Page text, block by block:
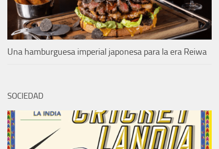
Una hamburguesa imperial japonesa para la era Reiwa
SOCIEDAD